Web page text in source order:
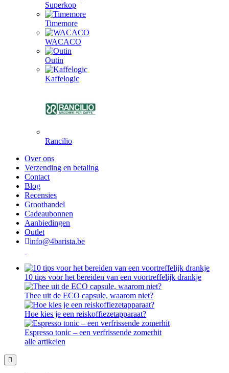
Superkop
Timemore
WACACO
Outin
Kaffelogic
Rancilio
Over ons
Verzending en betaling
Contact
Blog
Recensies
Groothandel
Cadeaubonnen
Aanbiedingen
Outlet
info@4barista.be
10 tips voor het bereiden van een voortreffelijk drankje
Thee uit de ECO capsule, waarom niet?
Hoe kies je een reiskoffiezetapparaat?
Espresso tonic – een verfrissende zomerhit
alle artikelen